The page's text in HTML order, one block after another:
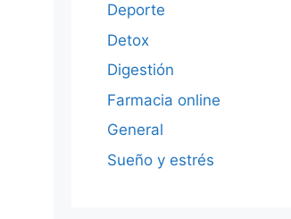
Deporte
Detox
Digestión
Farmacia online
General
Sueño y estrés